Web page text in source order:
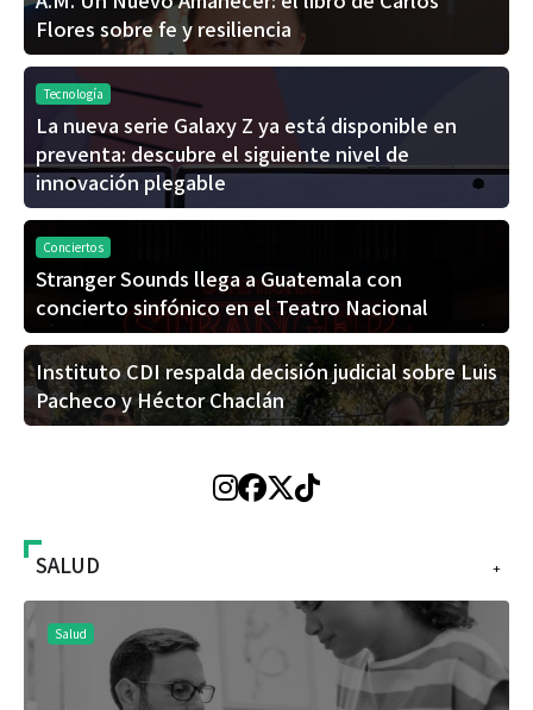
Flores sobre fe y resiliencia
Tecnología
La nueva serie Galaxy Z ya está disponible en
preventa: descubre el siguiente nivel de
innovación plegable
Conciertos
Stranger Sounds llega a Guatemala con
concierto sinfónico en el Teatro Nacional
Instituto CDI respalda decisión judicial sobre Luis
Pacheco y Héctor Chaclán
+
SALUD
Salud